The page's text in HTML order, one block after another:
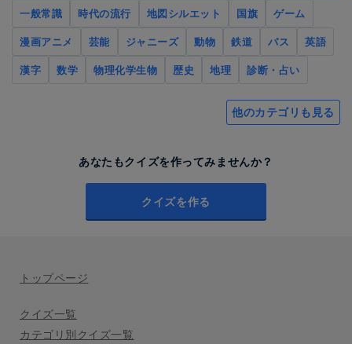
一般常識 時代の流行 地図シルエット 国旗
ゲーム
漫画アニメ
芸能 ジャニーズ 動物 鉄道 バス
英語
漢字
数学 物理化学生物 歴史 地理 診断・占い
他のカテゴリも見る
あなたもクイズを作ってみませんか？
クイズを作る
トップページ
クイズ一覧
カテゴリ別クイズ一覧